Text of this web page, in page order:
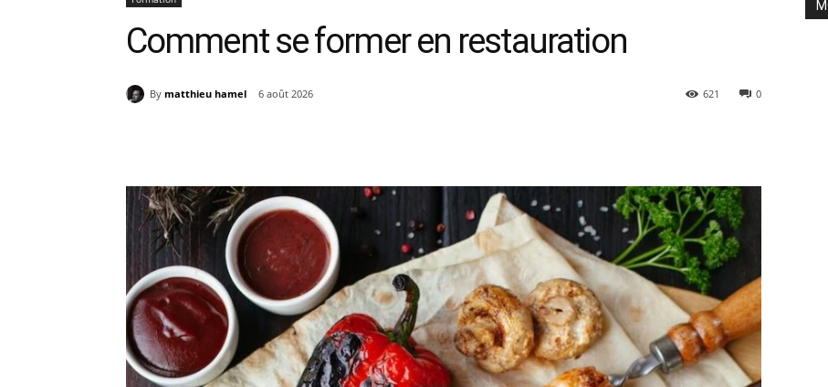
Comment se former en restauration
By matthieu hamel 6 août 2026 0
621